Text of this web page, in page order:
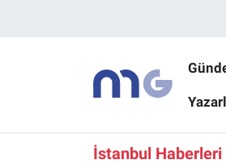
İstanbul Haberleri
Hava Durumu
İstanbul Namaz Vakitleri